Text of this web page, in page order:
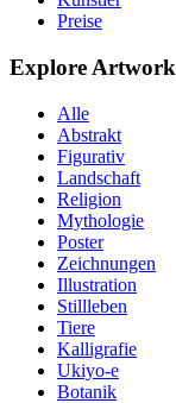
Preise
Explore Artwork
Alle
Abstrakt
Figurativ
Landschaft
Religion
Mythologie
Poster
Zeichnungen
Illustration
Stillleben
Tiere
Kalligrafie
Ukiyo-e
Botanik